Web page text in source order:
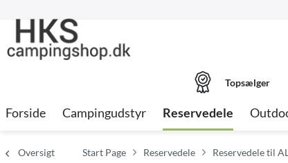
Topsælger
Forside Campingudstyr Reservedele
Oversigt Start Page Reservedele Reservedele til